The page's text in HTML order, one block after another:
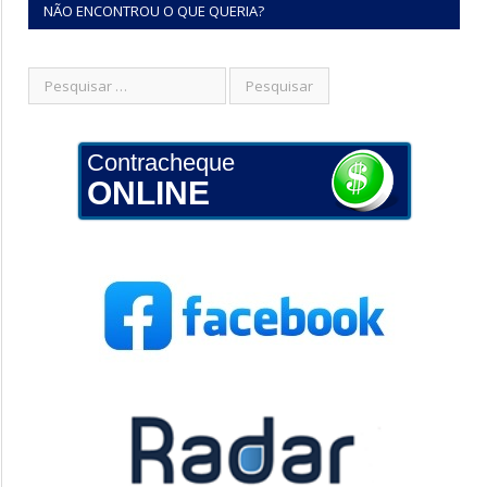
NÃO ENCONTROU O QUE QUERIA?
Contracheque
ONLINE